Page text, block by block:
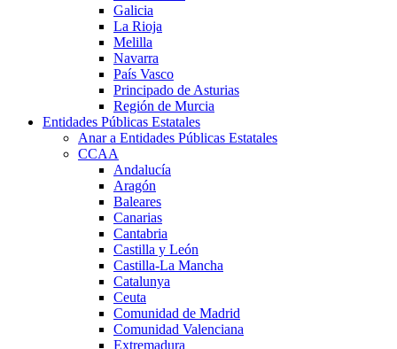
Galicia
La Rioja
Melilla
Navarra
País Vasco
Principado de Asturias
Región de Murcia
Entidades Públicas Estatales
Anar a Entidades Públicas Estatales
CCAA
Andalucía
Aragón
Baleares
Canarias
Cantabria
Castilla y León
Castilla-La Mancha
Catalunya
Ceuta
Comunidad de Madrid
Comunidad Valenciana
Extremadura